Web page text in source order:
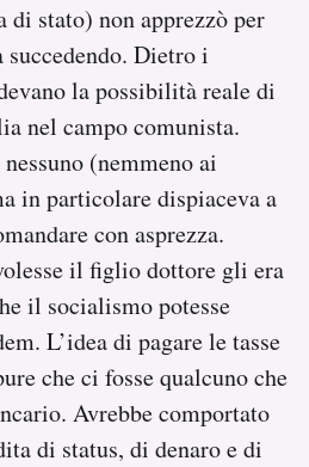
di stato) non apprezzò per
Dietro i
la possibilità reale di
nel campo comunista.
(nemmeno ai
in particolare dispiaceva a
con asprezza.
il figlio dottore gli era
il socialismo potesse
L’idea di pagare le tasse
che ci fosse qualcuno che
Avrebbe comportato
di status, di denaro e di